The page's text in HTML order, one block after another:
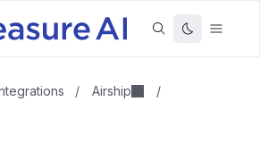
/ Airship
/